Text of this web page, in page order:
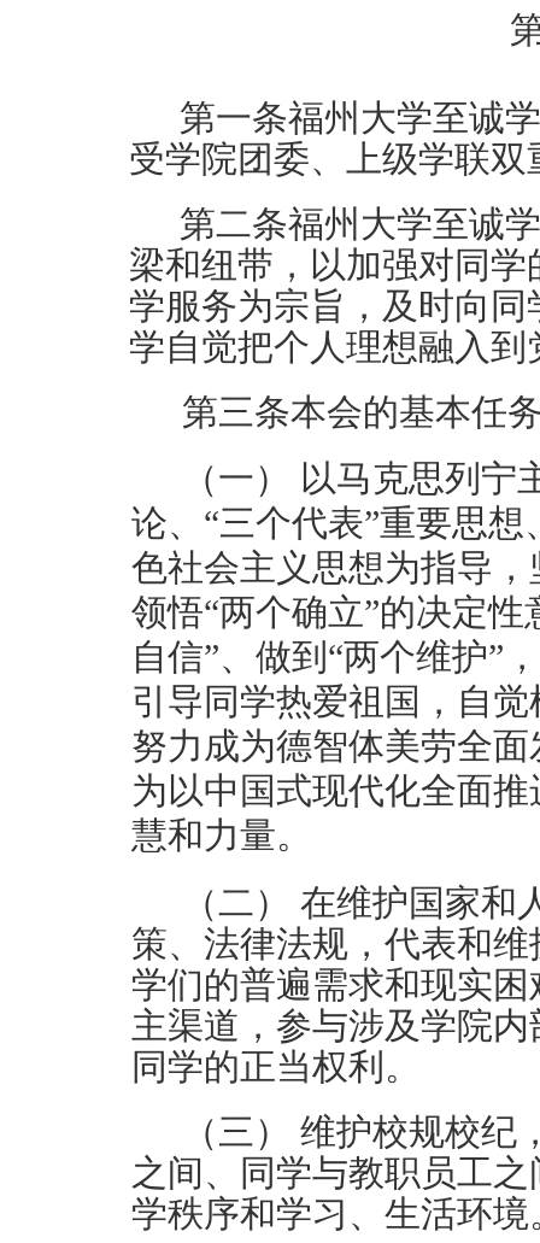
第一条福州大学至诚
受学院团委、上级学联
第二条福州大学至诚
梁和纽带，以加强对同
学服务为宗旨，及时向
学自觉把个人理想融入
第三条本会的基本任
（一）
以马克思列宁
论、 “三个代表”重要思
色社会主义思想为指导
领悟“两个确立”的决定
自信”、做到“两个维护”
引导同学热爱祖国，自
努力成为德智体美劳全
为以中国式现代化全面
慧和力量。
（二） 在维护国家和
策、法律法规，代表和
学们的普遍需求和现实
主渠道，参与涉及学院内
同学的正当权利。
（三） 维护校规校纪
之间、同学与教职员工
学秩序和学习、生活环境